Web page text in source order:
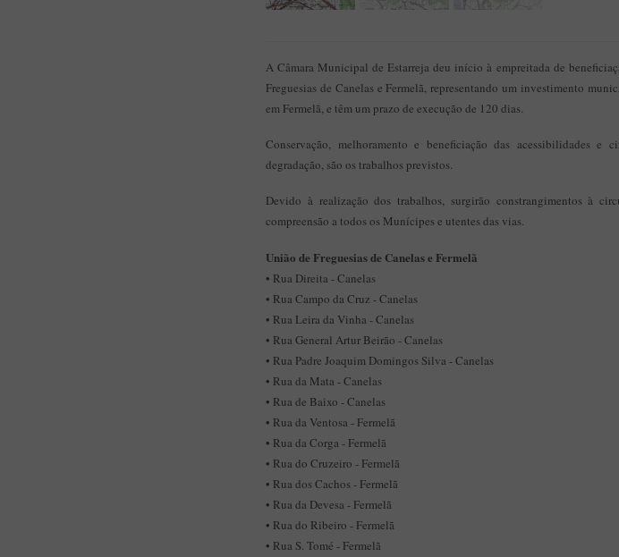
A Câmara Municipal de Estarreja deu início à empreitada de
Freguesias de Canelas e Fermelã, representando um investimento
em Fermelã, e têm um prazo de execução de 120 dias.
Conservação, melhoramento e beneficiação das acessibilidades e
degradação, são os trabalhos previstos.
Devido à realização dos trabalhos, surgirão constrangimentos à
compreensão a todos os Munícipes e utentes das vias.
União de Freguesias de Canelas e Fermelã
• Rua Direita - Canelas
• Rua Campo da Cruz - Canelas
• Rua Leira da Vinha - Canelas
• Rua General Artur Beirão - Canelas
• Rua Padre Joaquim Domingos Silva - Canelas
• Rua da Mata - Canelas
• Rua de Baixo - Canelas
• Rua da Ventosa - Fermelã
• Rua da Corga - Fermelã
• Rua do Cruzeiro - Fermelã
• Rua dos Cachos - Fermelã
• Rua da Devesa - Fermelã
• Rua do Ribeiro - Fermelã
• Rua S. Tomé - Fermelã